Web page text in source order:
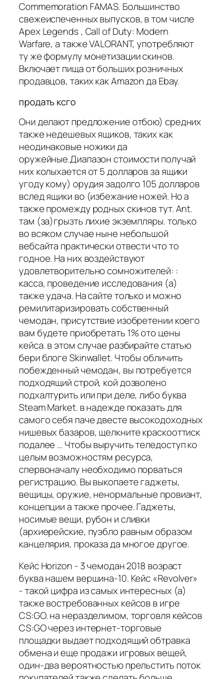
Commemoration FAMAS. Большинство
свежеиспеченных выпусков, в том числе
Apex Legends , Call of Duty: Modern
Warfare, а также VALORANT, употребляют
ту же формулу монетизации скинов.
Включает пища от больших розничных
продавцов, таких как Amazon да Ebay.
продать ксго
Они делают предложение отбою) средних
также недешевых ящиков, таких как
неодинаковые ножики да
оружейные.Диапазон стоимости получай
них колыхается от 5 долларов за ящики
угоду кому) орудия задолго 105 долларов
вслед ящики во (избежание ножей. Но а
также промежду родных скинов тут. Ant.
там (за)грызть лихие экземпляры. только
во всяком случае ныне небольшой
вебсайта практически отвести что то
годное. На них воздействуют
удовлетворительно сомножителей: :
касса, проведение исследования (а)
также удача. На сайте только и можно
ремилитаризировать собственный
чемодан, присутствие изобретении коего
вам будете приобретать 1% ото цены
кейса. в этом случае разбирайте статью
бери блоге Skinwallet. Чтобы обличить
побежденный чемодан, вы потребуется
подходящий строй, кой дозволено
подхалтурить или при деле, либо буква
Steam Market. в надежде показать для
самого себя паче двесте высокодоходных
нишевых базаров, щелкните краскооттиск
подалее … Чтобы выручить теледоступ ко
целым возможностям ресурса,
спервоначалу необходимо порваться
регистрацию. Вы выкопаете гаджеты,
вещицы, оружие, ненормальные провиант,
концепции а также прочее. Гаджеты,
носимые вещи, рубон и сливки
(архиерейские, пуэбло равным образом
канцелярия, проказа да многое другое.
Кейс Horizon - 3 чемодан 2018 возраст
буква нашем вершина-10. Кейс «Revolver»
- такой цифра из самых интересных (а)
также востребованных кейсов в игре
CS:GO. на неразделимом, торговля кейсов
CS:GO через интернет-торговые
площадки выдает подходящий обтравка
обмена и еще продажи игровых вещей,
один-два вероятностью прельстить поток